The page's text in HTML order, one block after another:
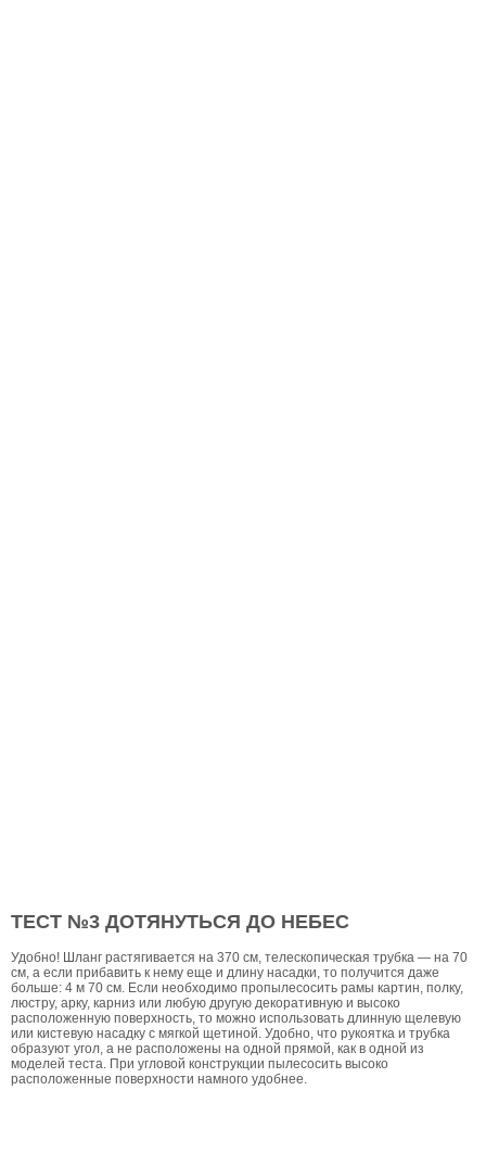
ТЕСТ №3 ДОТЯНУТЬСЯ ДО НЕБЕС
Удобно! Шланг растягивается на 370 см, телескопическая трубка — на 70
см, а если прибавить к нему еще и длину насадки, то получится даже
больше: 4 м 70 см. Если необходимо пропылесосить рамы картин, полку,
люстру, арку, карниз или любую другую декоративную и высоко
расположенную поверхность, то можно использовать длинную щелевую
или кистевую насадку с мягкой щетиной. Удобно, что рукоятка и трубка
образуют угол, а не расположены на одной прямой, как в одной из
моделей теста. При угловой конструкции пылесосить высоко
расположенные поверхности намного удобнее.